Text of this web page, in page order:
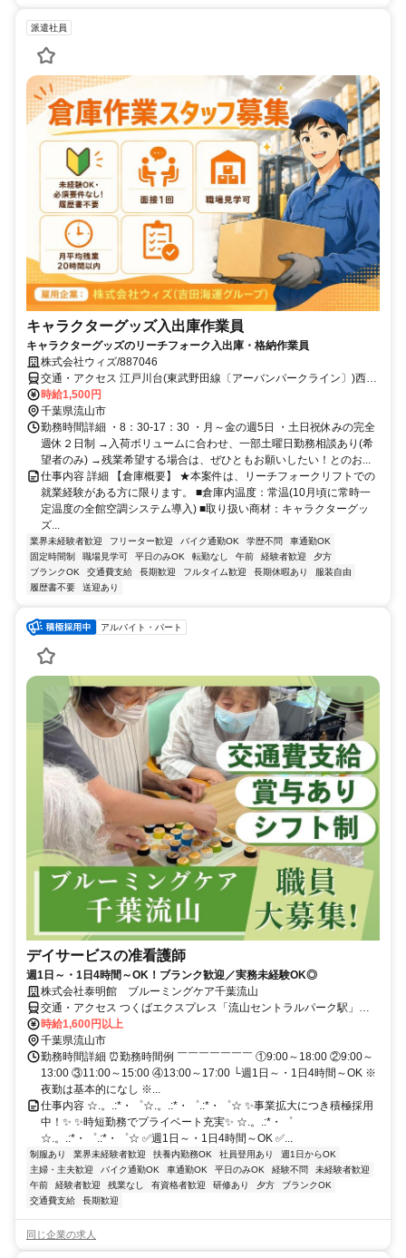
派遣社員
キャラクターグッズ入出庫作業員
キャラクターグッズのリーチフォーク入出庫・格納作業員
株式会社ウィズ/887046
交通・アクセス 江戸川台(東武野田線〔アーバンパークライン〕)西口
(約33分),初石(東武野田線〔アーバンパークライン〕)(約55分),運河(東
武野田線〔アーバンパークライン〕)西口(約21分)
時給1,500円
千葉県流山市
勤務時間詳細 ・8：30-17：30 ・月～金の週5日 ・土日祝休みの完全
週休２日制 →入荷ボリュームに合わせ、一部土曜日勤務相談あり(希
望者のみ) →残業希望する場合は、ぜひともお願いしたい！とのお...
仕事内容 詳細 【倉庫概要】 ★本案件は、リーチフォークリフトでの
就業経験がある方に限ります。 ■倉庫内温度：常温(10月頃に常時一
定温度の全館空調システム導入) ■取り扱い商材：キャラクターグッ
ズ...
業界未経験者歓迎 フリーター歓迎 バイク通勤OK 学歴不問
車通勤OK
固定時間制
職場見学可 平日のみOK 転勤なし 午前 経験者歓迎
夕方
ブランクOK
交通費支給 長期歓迎 フルタイム歓迎 長期休暇あり
服装自由
履歴書不要
送迎あり
アルバイト・パート
デイサービスの准看護師
週1日～・1日4時間～OK！ブランク歓迎／実務未経験OK◎
株式会社泰明館 ブルーミングケア千葉流山
交通・アクセス つくばエクスプレス「流山セントラルパーク駅」か
ら徒歩10分 ★車・バイク通勤OK
時給1,600円以上
千葉県流山市
勤務時間詳細 ⏰勤務時間例 ￣￣￣￣￣￣￣ ①9:00～18:00 ②9:00～
13:00 ③11:00～15:00 ④13:00～17:00 └週1日～・1日4時間～OK ※
夜勤は基本的になし ※...
仕事内容 ☆.。.:*・゜☆.。.:*・゜.:*・゜☆ ✨事業拡大につき積極採用
中！✨ ✨時短勤務でプライベート充実✨ ☆.。.:*・゜
☆.。.:*・゜.:*・゜☆ ✅週1日～・1日4時間～OK ✅...
制服あり 業界未経験者歓迎 扶養内勤務OK 社員登用あり
週1日からOK
主婦・主夫歓迎
バイク通勤OK 車通勤OK 平日のみOK 経験不問
未経験者歓迎
午前
経験者歓迎 残業なし 有資格者歓迎 研修あり 夕方
ブランクOK
交通費支給
長期歓迎
同じ企業の求人